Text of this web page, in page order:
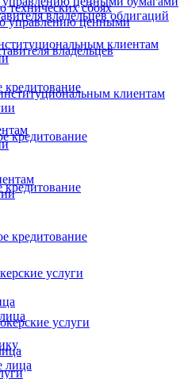
владельцев облигаций
клиентам
услуги
технических сбоях
управлению ценными
владельцев
клиентам
кредитование
кредитование
услуги
лица